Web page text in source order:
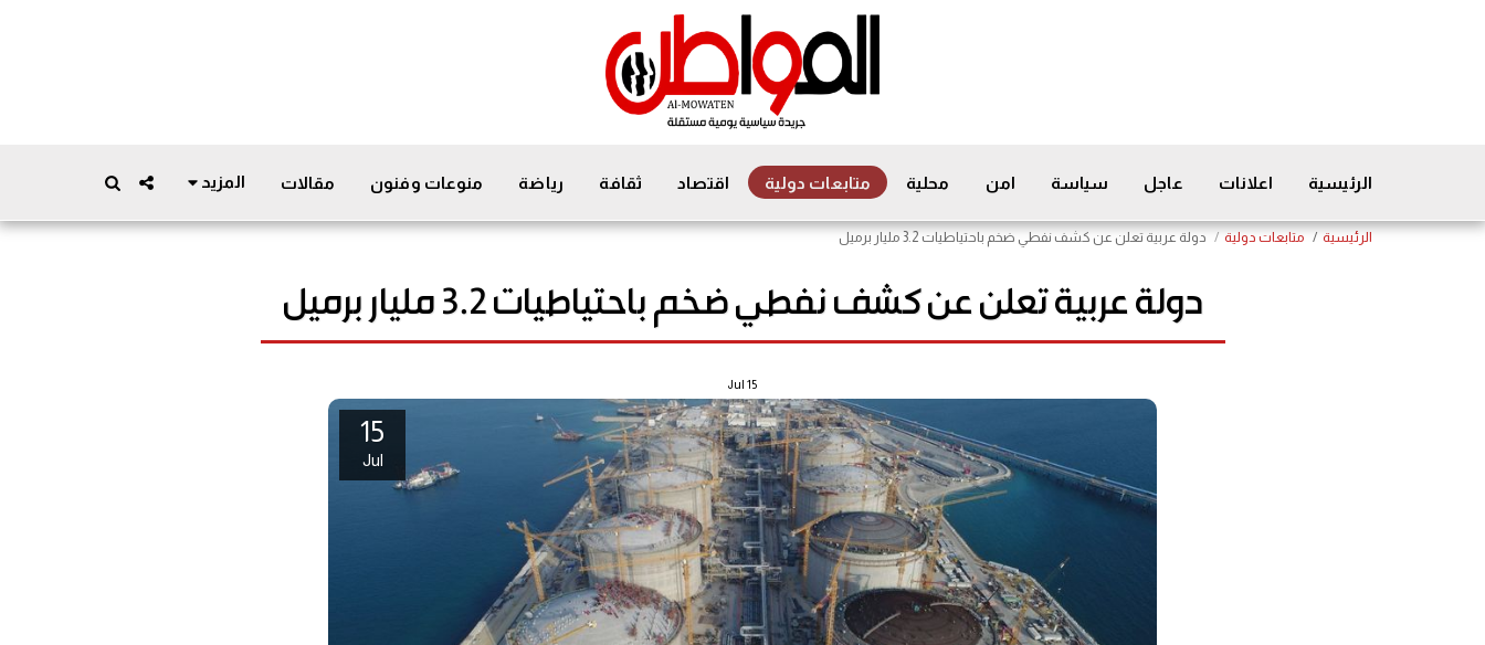
الرئيسية اعلانات عاجل سياسة امن محلية متابعات دولية اقتصاد ثقافة رياضة منوعات وفنون مقالات المزيد
الرئيسية متابعات دولية دولة عربية تعلن عن كشف نفطي ضخم باحتياطيات 3.2 مليار برميل
دولة عربية تعلن عن كشف نفطي ضخم باحتياطيات 3.2 مليار برميل
15
Jul
15
Jul